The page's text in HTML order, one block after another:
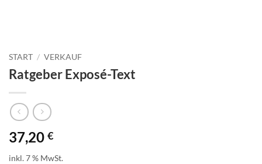
START / VERKAUF
Ratgeber Exposé-Text
37,20 €
inkl. 7 % MwSt.